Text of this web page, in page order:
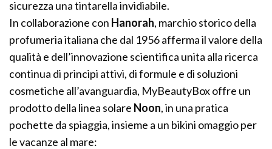
sicurezza una tintarella invidiabile.
In collaborazione con Hanorah, marchio storico della
profumeria italiana che dal 1956 afferma il valore della
qualità e dell’innovazione scientifica unita alla ricerca
continua di principi attivi, di formule e di soluzioni
cosmetiche all’avanguardia, MyBeautyBox offre un
prodotto della linea solare Noon, in una pratica
pochette da spiaggia, insieme a un bikini omaggio per
le vacanze al mare: